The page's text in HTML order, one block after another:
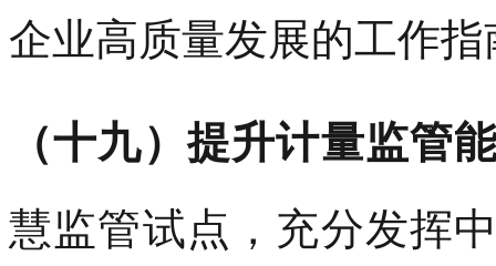
企业高质量发展的工作指
（十九）提升计量监管
慧监管试点，充分发挥